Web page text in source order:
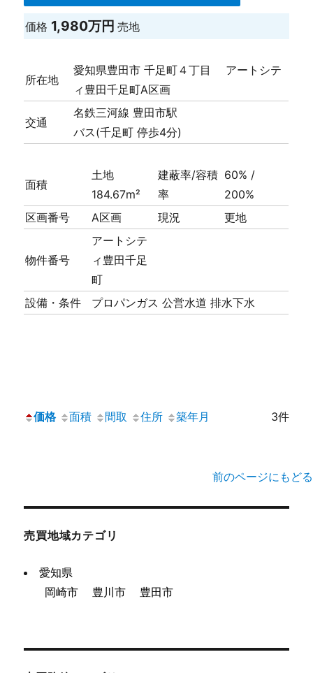
価格 1,980万円売地
所在地
愛知県豊田市 千足町４丁目 アートシテ
ィ豊田千足町A区画
交通
名鉄三河線 豊田市駅
バス(千足町 停歩4分)
面積
土地
184.67m²
建蔽率/容積
率
60% /
200%
区画番号
A区画 現況 更地
物件番号
アートシテ
ィ豊田千足
町
設備・条件
プロパンガス 公営水道 排水下水
価格 面積 間取 住所 築年月 3件
前のページにもどる
売買地域カテゴリ
愛知県
岡崎市
豊川市 豊田市